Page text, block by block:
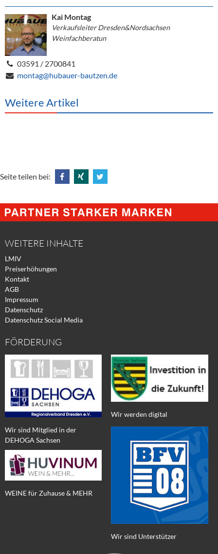
Kai Montag
Verkaufsleiter Dresden&Nordsachsen
Weinfachberatun
03591 / 2700841
montag@hubauer-bautzen.de
Weitere Artikel
Seite teilen bei:
@
Facebook
@
Xing
@
Twitter
WEITERE INHALTE
LMIV
Preiserhöhungen
Kontakt
AGB
Impressum
Datenschutz
Datenschutz Social Media
FÖRDERUNG
Wir sind Mitglied in der
DEHOGA Sachsen
WEINE für Zuhause & MEHR
Wir werden digital
Wir sind Unterstützer